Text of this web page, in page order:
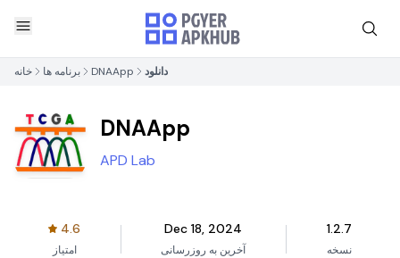
خانه برنامه ها DNAApp دانلود
DNAApp
APD Lab
4.6
امتیاز
Dec 18, 2024
آخرین به روزرسانی
1.2.7
نسخه